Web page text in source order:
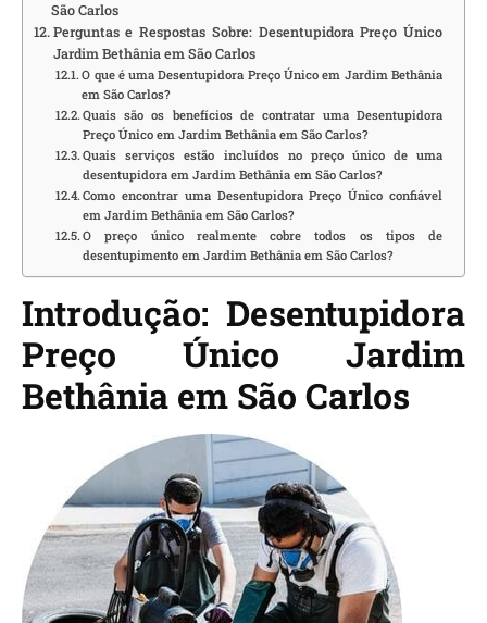
São Carlos
Perguntas e Respostas Sobre: Desentupidora Preço Único
Jardim Bethânia em São Carlos
O que é uma Desentupidora Preço Único em Jardim Bethânia
em São Carlos?
Quais são os benefícios de contratar uma Desentupidora
Preço Único em Jardim Bethânia em São Carlos?
Quais serviços estão incluídos no preço único de uma
desentupidora em Jardim Bethânia em São Carlos?
Como encontrar uma Desentupidora Preço Único confiável
em Jardim Bethânia em São Carlos?
O preço único realmente cobre todos os tipos de
desentupimento em Jardim Bethânia em São Carlos?
Introdução: Desentupidora
Preço Único Jardim
Bethânia em São Carlos